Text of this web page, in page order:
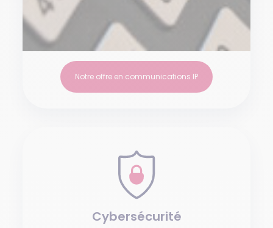
Notre offre en communications IP
Cybersécurité